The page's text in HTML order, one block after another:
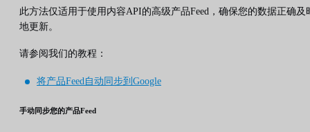
此方法仅适用于使用内容API的高级产品Feed，确保您的数据正确及
地更新。
请参阅我们的教程：
将产品Feed自动同步到Google
手动同步您的产品Feed